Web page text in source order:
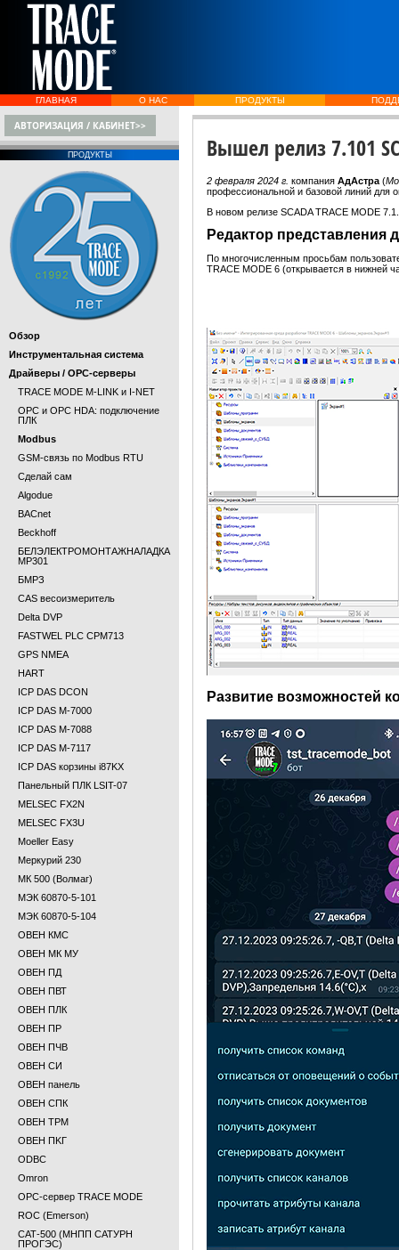
ГЛАВНАЯ О НАС ПРОДУКТЫ
АВТОРИЗАЦИЯ / КАБИНЕТ>>
ПРОДУКТЫ
Обзор
Инструментальная система
Драйверы / OPC-серверы
TRACE MODE M-LINK и I-NET
OPC и OPC HDA: подключение
ПЛК
Modbus
GSM-связь по Modbus RTU
Сделай сам
Algodue
BACnet
Beckhoff
БЕЛЭЛЕКТРОМОНТАЖНАЛАДКА
МР301
БМРЗ
CAS весоизмеритель
Delta DVP
FASTWEL PLC CPM713
GPS NMEA
HART
ICP DAS DCON
ICP DAS M-7000
ICP DAS M-7088
ICP DAS M-7117
ICP DAS корзины i87KX
Панельный ПЛК LSIT-07
MELSEC FX2N
MELSEC FX3U
Moeller Easy
Меркурий 230
МК 500 (Волмаг)
МЭК 60870-5-101
МЭК 60870-5-104
ОВЕН КМС
ОВЕН МК МУ
ОВЕН ПД
ОВЕН ПВТ
ОВЕН ПЛК
ОВЕН ПР
ОВЕН ПЧВ
ОВЕН СИ
ОВЕН панель
ОВЕН СПК
ОВЕН ТРМ
ОВЕН ПKГ
ODBC
Omron
OPC-сервер TRACE MODE
ROC (Emerson)
САТ-500 (МНПП САТУРН
ПРОГЭС)
Вышел релиз 7.101
2 февраля 2024 г. компания АдАстра (
профессиональной и базовой линий для
В новом релизе SCADA TRACE MODE
Редактор представления
По многочисленным просьбам
TRACE MODE 6 (открывается в нижней
Развитие возможностей